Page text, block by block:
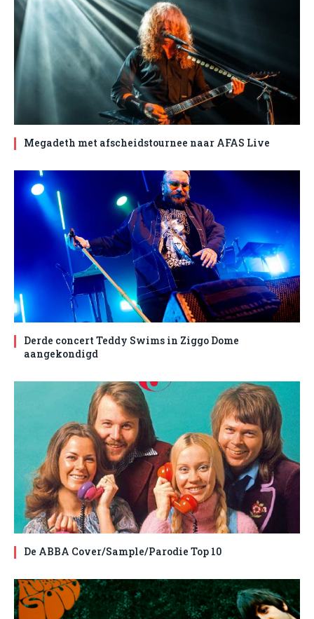
Megadeth met afscheidstournee naar AFAS Live
Derde concert Teddy Swims in Ziggo Dome
aangekondigd
De ABBA Cover/Sample/Parodie Top 10